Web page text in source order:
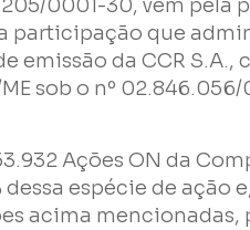
0001-30, vem pela
participação que
emissão da CCR S.A.,
sob o nº 02.846.056/
Ações ON da
espécie de ação
acima mencionadas,